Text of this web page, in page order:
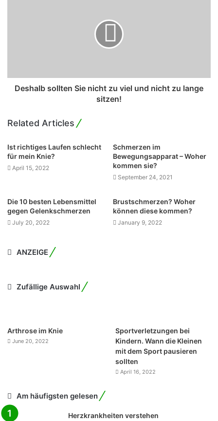
s
Deshalb sollten Sie nicht zu viel und nicht zu lange
sitzen!
Related Articles
Ist richtiges Laufen schlecht
für mein Knie?
April 15, 2022
Schmerzen im
Bewegungsapparat – Woher
kommen sie?
September 24, 2021
Die 10 besten Lebensmittel
gegen Gelenkschmerzen
July 20, 2022
Brustschmerzen? Woher
können diese kommen?
January 9, 2022
ANZEIGE
Zufällige Auswahl
Arthrose im Knie
June 20, 2022
Sportverletzungen bei
Kindern. Wann die Kleinen
mit dem Sport pausieren
sollten
April 16, 2022
Am häufigsten gelesen
Herzkrankheiten verstehen